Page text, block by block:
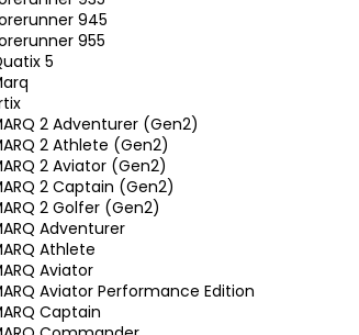
945
955
5
2 Adventurer (Gen2)
2 Athlete (Gen2)
2 Aviator (Gen2)
2 Captain (Gen2)
2 Golfer (Gen2)
Adventurer
Athlete
Aviator
Aviator Performance Edition
Captain